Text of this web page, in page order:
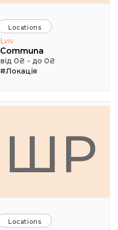
Locations
Lviv
Communa
від 0₴ - до 0₴
#Локація
ШР
Locations